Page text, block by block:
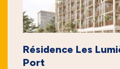
Résidence Les
Port